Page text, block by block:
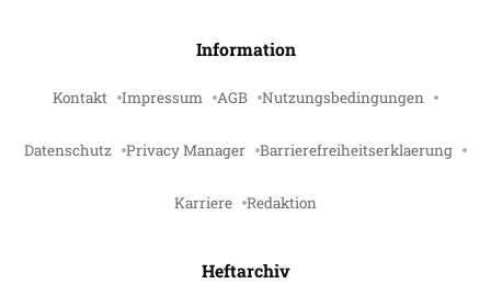
Information
Kontakt Impressum AGB Nutzungsbedingungen
Datenschutz Privacy Manager Barrierefreiheitserklaerung
Karriere Redaktion
Heftarchiv